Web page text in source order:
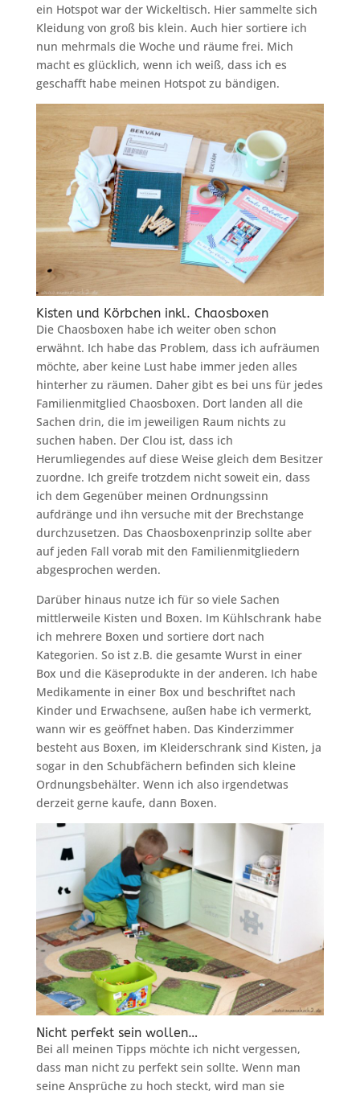
ein Hotspot war der Wickeltisch. Hier sammelte sich
Kleidung von groß bis klein. Auch hier sortiere ich
nun mehrmals die Woche und räume frei. Mich
macht es glücklich, wenn ich weiß, dass ich es
geschafft habe meinen Hotspot zu bändigen.
Kisten und Körbchen inkl. Chaosboxen
Die Chaosboxen habe ich weiter oben schon
erwähnt. Ich habe das Problem, dass ich aufräumen
möchte, aber keine Lust habe immer jeden alles
hinterher zu räumen. Daher gibt es bei uns für jedes
Familienmitglied Chaosboxen. Dort landen all die
Sachen drin, die im jeweiligen Raum nichts zu
suchen haben. Der Clou ist, dass ich
Herumliegendes auf diese Weise gleich dem Besitzer
zuordne. Ich greife trotzdem nicht soweit ein, dass
ich dem Gegenüber meinen Ordnungssinn
aufdränge und ihn versuche mit der Brechstange
durchzusetzen. Das Chaosboxenprinzip sollte aber
auf jeden Fall vorab mit den Familienmitgliedern
abgesprochen werden.
Darüber hinaus nutze ich für so viele Sachen
mittlerweile Kisten und Boxen. Im Kühlschrank habe
ich mehrere Boxen und sortiere dort nach
Kategorien. So ist z.B. die gesamte Wurst in einer
Box und die Käseprodukte in der anderen. Ich habe
Medikamente in einer Box und beschriftet nach
Kinder und Erwachsene, außen habe ich vermerkt,
wann wir es geöffnet haben. Das Kinderzimmer
besteht aus Boxen, im Kleiderschrank sind Kisten, ja
sogar in den Schubfächern befinden sich kleine
Ordnungsbehälter. Wenn ich also irgendetwas
derzeit gerne kaufe, dann Boxen.
Nicht perfekt sein wollen…
Bei all meinen Tipps möchte ich nicht vergessen,
dass man nicht zu perfekt sein sollte. Wenn man
seine Ansprüche zu hoch steckt, wird man sie